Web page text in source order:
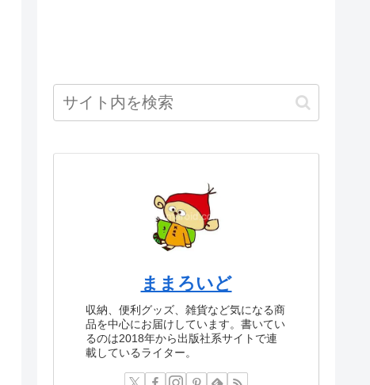
ままろいど
収納、便利グッズ、雑貨など気になる商
品を中心にお届けしています。書いてい
るのは2018年から出版社系サイトで連
載しているライター。